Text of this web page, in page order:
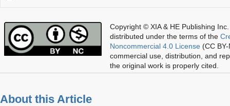
Copyright © XIA & HE Publishing Inc.
distributed under the terms of the
Noncommercial 4.0 License (CC
commercial use, distribution, and
the original work is properly cited.
About this Article